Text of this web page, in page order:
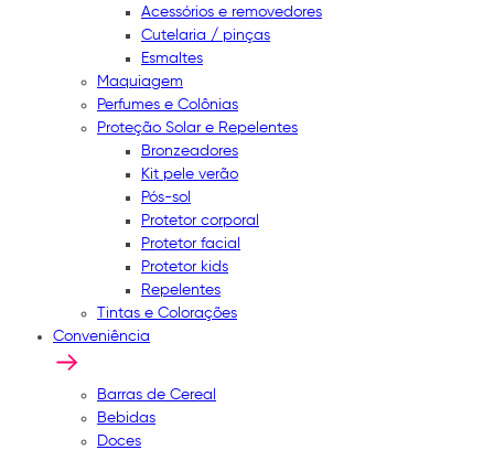
Acessórios e removedores
Cutelaria / pinças
Esmaltes
Maquiagem
Perfumes e Colônias
Proteção Solar e Repelentes
Bronzeadores
Kit pele verão
Pós-sol
Protetor corporal
Protetor facial
Protetor kids
Repelentes
Tintas e Colorações
Conveniência
Barras de Cereal
Bebidas
Doces